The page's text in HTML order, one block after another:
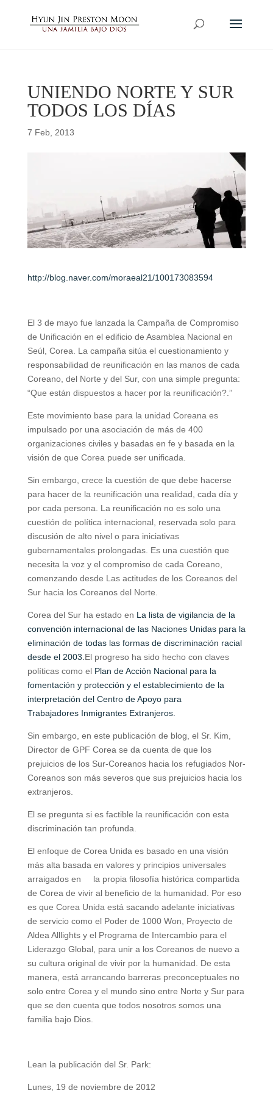
UNIENDO NORTE Y SUR
TODOS LOS DÍAS
7 Feb, 2013
http://blog.naver.com/moraeal21/100173083594
El 3 de mayo fue lanzada la Campaña de Compromiso
de Unificación en el edificio de Asamblea Nacional en
Seúl, Corea. La campaña sitúa el cuestionamiento y
responsabilidad de reunificación en las manos de cada
Coreano, del Norte y del Sur, con una simple pregunta:
“Que están dispuestos a hacer por la reunificación?.”
Este movimiento base para la unidad Coreana es
impulsado por una asociación de más de 400
organizaciones civiles y basadas en fe y basada en la
visión de que Corea puede ser unificada.
Sin embargo, crece la cuestión de que debe hacerse
para hacer de la reunificación una realidad, cada día y
por cada persona. La reunificación no es solo una
cuestión de política internacional, reservada solo para
discusión de alto nivel o para iniciativas
gubernamentales prolongadas. Es una cuestión que
necesita la voz y el compromiso de cada Coreano,
comenzando desde Las actitudes de los Coreanos del
Sur hacia los Coreanos del Norte.
Corea del Sur ha estado en La lista de vigilancia de la
convención internacional de las Naciones Unidas para la
eliminación de todas las formas de discriminación racial
desde el 2003. El progreso ha sido hecho con claves
políticas como el Plan de Acción Nacional para la
fomentación y protección y el establecimiento de la
interpretación del Centro de Apoyo para
Trabajadores Inmigrantes Extranjeros.
Sin embargo, en este publicación de blog, el Sr. Kim,
Director de GPF Corea se da cuenta de que los
prejuicios de los Sur-Coreanos hacia los refugiados Nor-
Coreanos son más severos que sus prejuicios hacia los
extranjeros.
El se pregunta si es factible la reunificación con esta
discriminación tan profunda.
El enfoque de Corea Unida es basado en una visión
más alta basada en valores y principios universales
arraigados en la propia filosofía histórica compartida
de Corea de vivir al beneficio de la humanidad. Por eso
es que Corea Unida está sacando adelante iniciativas
de servicio como el Poder de 1000 Won, Proyecto de
Aldea Alllights y el Programa de Intercambio para el
Liderazgo Global, para unir a los Coreanos de nuevo a
su cultura original de vivir por la humanidad. De esta
manera, está arrancando barreras preconceptuales no
solo entre Corea y el mundo sino entre Norte y Sur para
que se den cuenta que todos nosotros somos una
familia bajo Dios.
Lean la publicación del Sr. Park:
Lunes, 19 de noviembre de 2012